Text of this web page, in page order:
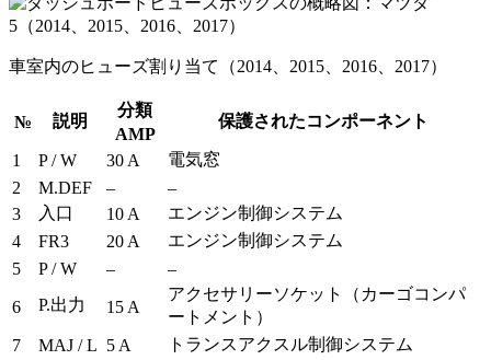
車室内のヒューズ割り当て（2014、2015、2016、2017）
№ 説明
分類
AMP
保護されたコンポーネント
1 P / W 30 A
電気窓
2
M.DEF –
–
3
入口 10 A
エンジン制御システム
4
FR3 20 A
エンジン制御システム
5
P / W – –
6 P.出力 15 A
アクセサリーソケット（カーゴコンパ
ートメント）
7
MAJ / L 5 A トランスアクスル制御システム